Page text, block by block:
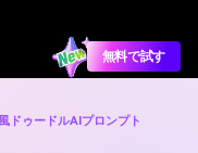
無料で試す
ドゥードルAIプロンプト